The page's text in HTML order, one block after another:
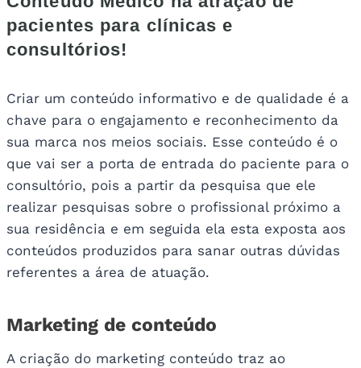
pacientes para clínicas e
consultórios!
Criar um conteúdo informativo e de qualidade é a
chave para o engajamento e reconhecimento da
sua marca nos meios sociais. Esse conteúdo é o
que vai ser a porta de entrada do paciente para o
consultório, pois a partir da pesquisa que ele
realizar pesquisas sobre o profissional próximo a
sua residência e em seguida ela esta exposta aos
conteúdos produzidos para sanar outras dúvidas
referentes a área de atuação.
Marketing de conteúdo
A criação do marketing conteúdo traz ao